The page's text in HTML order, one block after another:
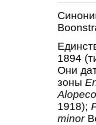
1894
Они
зоны
1918);
minor